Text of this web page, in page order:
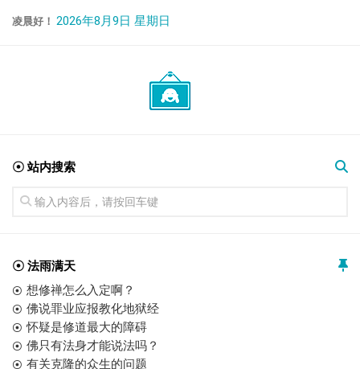
凌晨好！ 2026年8月9日 星期日
☉ 站内搜索
☉ 法雨满天
想修禅怎么入定啊？
佛说罪业应报教化地狱经
怀疑是修道最大的障碍
佛只有法身才能说法吗？
有关克隆的众生的问题